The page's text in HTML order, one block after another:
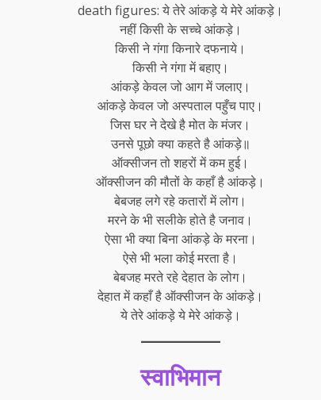
death figures: ये तेरे आंकड़े ये मेरे आंकड़े।
नहीं किसी के सच्चे आंकड़े।
किसी ने गंगा किनारे दफनाये।
किसी ने गंगा में बहाए।
आंकड़े केवल जो आग में जलाए।
आंकड़े केवल जो अस्पताल पहुँच पाए।
जिस घर ने देखे है मोत के मंजर।
उनसे पूछो क्या कहते है आंकड़े॥
ऑक्सीजन तो शहरों में कम हुई।
ऑक्सीजन की मौतों के कहाँ है आंकड़े।
बेबजह लगे रहे कतारों में लोग।
मरने के भी सलीके होते है जनाव।
ऐसा भी क्या बिना आंकड़े के मरना।
ऐसे भी भला कोई मरता है।
बेबजह मरते रहे देहात के लोग।
देहात में कहाँ है ऑक्सीजन के आंकड़े।
ये तेरे आंकड़े ये मेरे आंकड़े।
स्वाभिमान